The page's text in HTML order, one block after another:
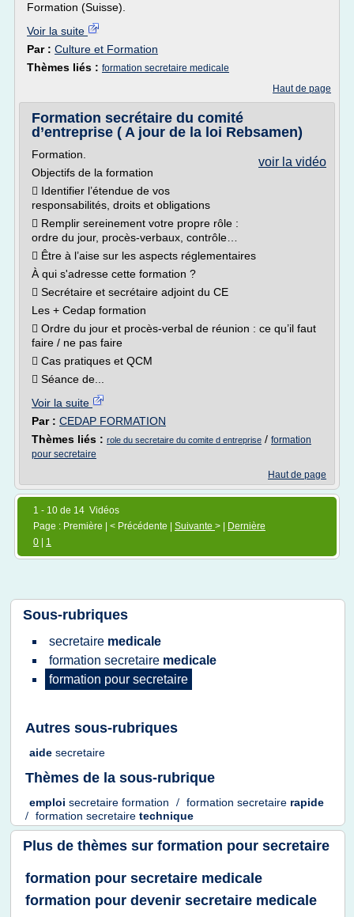
Formation (Suisse).
Voir la suite
Par : Culture et Formation
Thèmes liés : formation secretaire medicale
Haut de page
Formation secrétaire du comité
d’entreprise ( A jour de la loi Rebsamen)
voir la vidéo
Formation.
Objectifs de la formation
 Identifier l’étendue de vos
responsabilités, droits et obligations
 Remplir sereinement votre propre rôle :
ordre du jour, procès-verbaux, contrôle…
 Être à l’aise sur les aspects réglementaires
À qui s'adresse cette formation ?
 Secrétaire et secrétaire adjoint du CE
Les + Cedap formation
 Ordre du jour et procès-verbal de réunion : ce qu’il faut
faire / ne pas faire
 Cas pratiques et QCM
 Séance de...
Voir la suite
Par : CEDAP FORMATION
Thèmes liés : role du secretaire du comite d entreprise / formation
pour secretaire
Haut de page
1 - 10 de 14 Vidéos
Page : Première | < Précédente | Suivante > |
Dernière
0
1
Sous-rubriques
secretaire medicale
formation secretaire medicale
formation pour secretaire
Autres sous-rubriques
aide secretaire
Thèmes de la sous-rubrique
emploi secretaire formation / formation secretaire rapide
/ formation secretaire technique
Plus de thèmes sur formation pour secretaire
formation pour secretaire medicale
formation pour devenir secretaire medicale